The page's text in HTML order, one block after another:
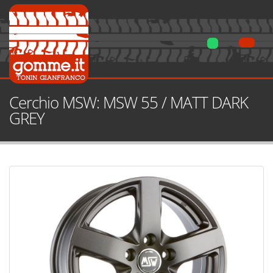
Cerchio MSW: MSW 55 / MATT DARK
GREY